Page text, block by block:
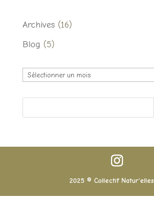
Archives (16)
Blog (5)
Archives
2025 © Collectif Natur'elles